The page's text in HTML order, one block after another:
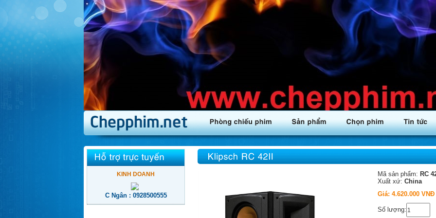
KINH DOANH
C Ngân : 0928500555
Mã sản phẩm: RC
Xuất xứ: China
Giá: 4.620.000 VNĐ
Số lượng: